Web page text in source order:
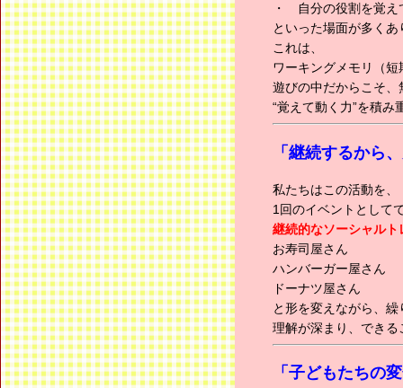
・ 自分の役割を覚え
といった場面が多くあ
これは、
ワーキングメモリ（
遊びの中だからこそ
“覚えて動く力”を積み
「継続するから
私たちはこの活動を、
1回のイベントとして
継続的なソーシャルト
お寿司屋さん
ハンバーガー屋さん
ドーナツ屋さん
と形を変えながら、
理解が深まり、でき
「子どもたちの